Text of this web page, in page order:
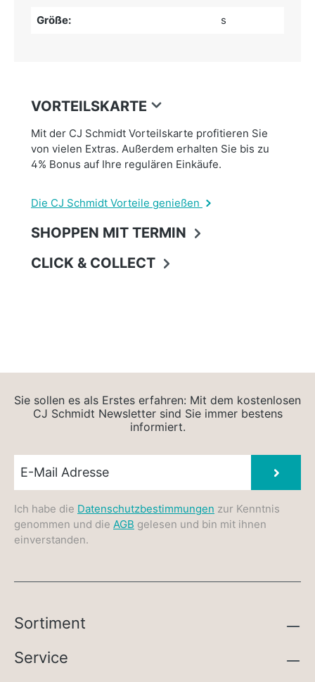
Größe: s
VORTEILSKARTE
Mit der CJ Schmidt Vorteilskarte profitieren Sie
von vielen Extras. Außerdem erhalten Sie bis zu
4% Bonus auf Ihre regulären Einkäufe.
Die CJ Schmidt Vorteile genießen
SHOPPEN MIT TERMIN
CLICK & COLLECT
Sie sollen es als Erstes erfahren: Mit dem kostenlosen
CJ Schmidt Newsletter sind Sie immer bestens
informiert.
Ich habe die Datenschutzbestimmungen zur Kenntnis
genommen und die AGB gelesen und bin mit ihnen
einverstanden.
Sortiment
Service